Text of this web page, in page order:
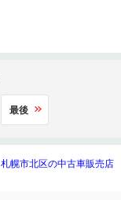
最後
札幌市北区の中古車販売店